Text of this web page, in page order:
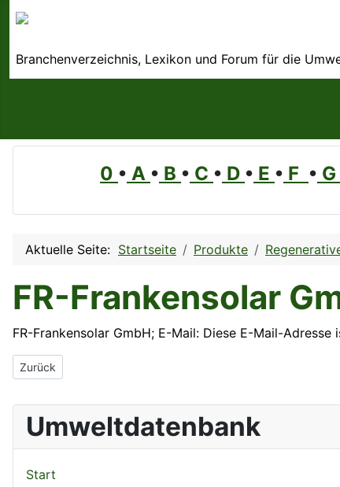
Branchenverzeichnis, Lexikon und Forum für die
0 • A • B • C • D • E • F • G
Aktuelle Seite: Startseite Produkte
FR-Frankensolar
FR-Frankensolar GmbH; E-Mail: Diese E-Mail-Adresse
Vorheriger Beitrag: FEG mbH
Zurück
Umweltdatenbank
Start